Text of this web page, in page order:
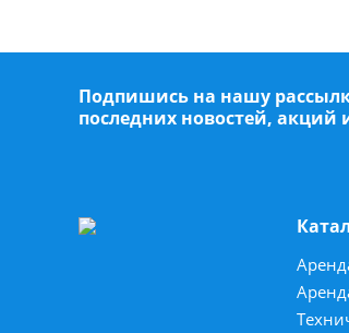
Подпишись на нашу
последних новостей, акций